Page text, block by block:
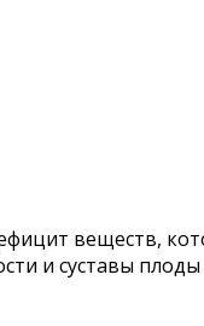
веществ,
и суставы